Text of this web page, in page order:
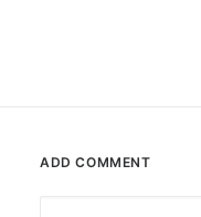
ADD COMMENT